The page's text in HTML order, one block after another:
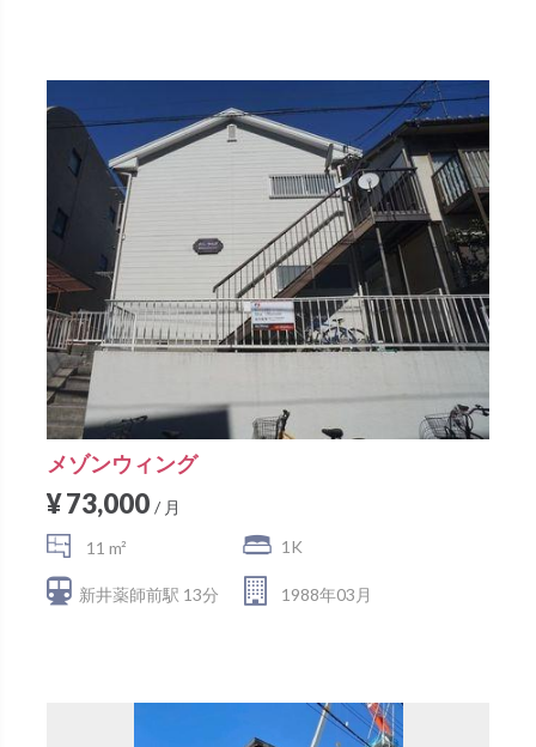
メゾンウィング
¥ 73,000 / 月
11 m²
新井薬師前駅 13分
1K
1988年03月